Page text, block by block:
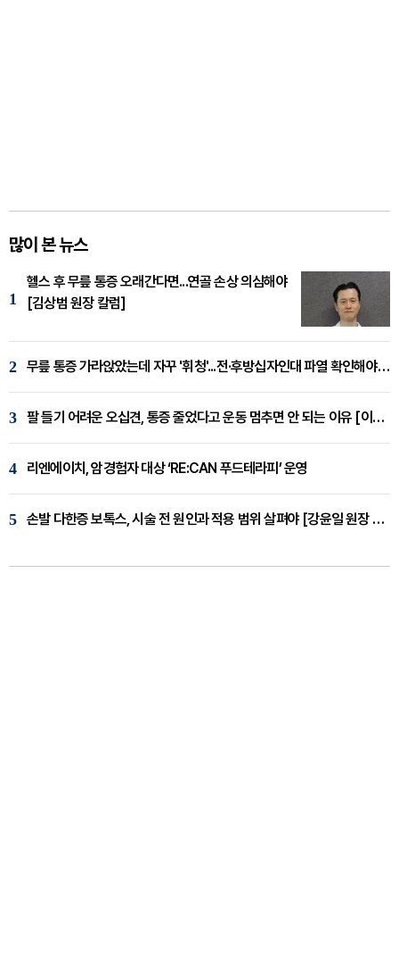
많이 본 뉴스
1
헬스 후 무릎 통증 오래간다면...연골 손상 의심해야
[김상범 원장 칼럼]
2 무릎 통증 가라앉았는데 자꾸 '휘청'...전·후방십자인대 파열 확인해야 [곽우경 원장 칼럼]
3 팔 들기 어려운 오십견, 통증 줄었다고 운동 멈추면 안 되는 이유 [이병욱 원장 칼럼]
4 리엔에이치, 암경험자 대상 ‘RE:CAN 푸드테라피’ 운영
5 손발 다한증 보톡스, 시술 전 원인과 적용 범위 살펴야 [강윤일 원장 칼럼]